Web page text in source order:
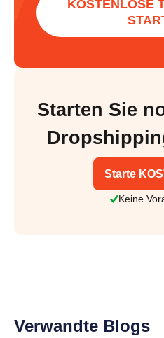
KOSTENLOSE
Starten Sie
Starte
Keine
Verwandte Blogs